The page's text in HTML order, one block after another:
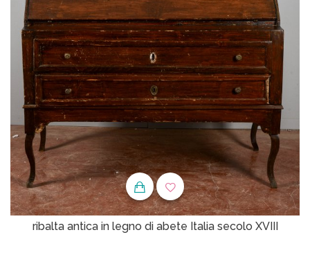
ribalta antica in legno di abete Italia secolo XVIII